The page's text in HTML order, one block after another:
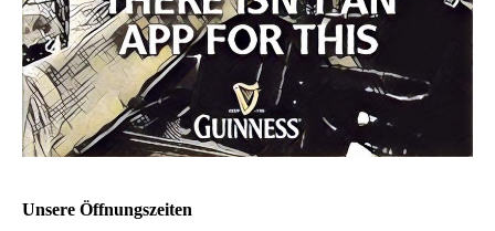
Unsere Öffnungszeiten